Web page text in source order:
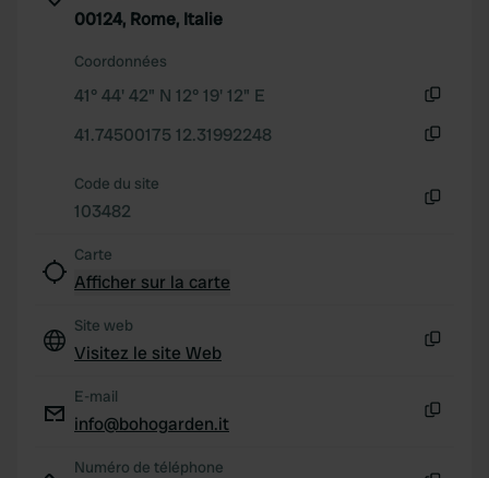
our social media, advertising and analytics partners who
may combine it with other information that you’ve
of their services.
00124, Rome, Italie
Coordonnées
41° 44' 42" N 12° 19' 12" E
41.74500175 12.31992248
Code du site
103482
Carte
Afficher sur la carte
Site web
Visitez le site Web
E-mail
info@bohogarden.it
Numéro de téléphone